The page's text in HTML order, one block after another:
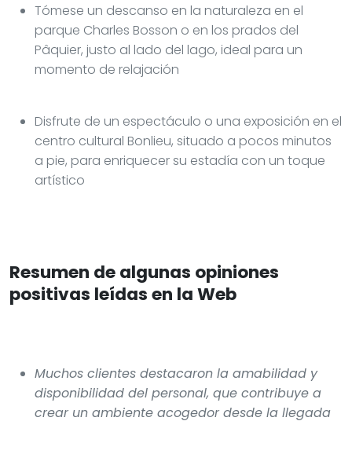
Tómese un descanso en la naturaleza en el
parque Charles Bosson o en los prados del
Pâquier, justo al lado del lago, ideal para un
momento de relajación
Disfrute de un espectáculo o una exposición en el
centro cultural Bonlieu, situado a pocos minutos
a pie, para enriquecer su estadía con un toque
artístico
Resumen de algunas opiniones
positivas leídas en la Web
Muchos clientes destacaron la amabilidad y
disponibilidad del personal, que contribuye a
crear un ambiente acogedor desde la llegada